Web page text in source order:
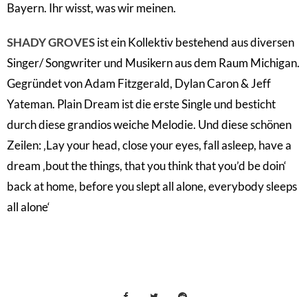
Bayern. Ihr wisst, was wir meinen.
SHADY GROVESist ein Kollektiv bestehend aus diversen
Singer/ Songwriter und Musikern aus dem Raum Michigan.
Gegründet von Adam Fitzgerald, Dylan Caron & Jeff
Yateman. Plain Dream ist die erste Single und besticht
durch diese grandios weiche Melodie. Und diese schönen
Zeilen: ‚Lay your head, close your eyes, fall asleep, have a
dream ‚bout the things, that you think that you’d be doin‘
back at home, before you slept all alone, everybody sleeps
all alone‘